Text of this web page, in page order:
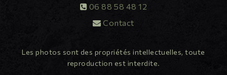
06 88 58 48 12
Contact
Les photos sont des propriétés intellectuelles, toute
reproduction est interdite.